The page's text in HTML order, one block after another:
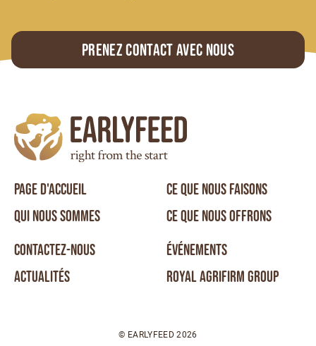
Prenez contact avec nous
PAGE D'ACCUEIL
QUI NOUS SOMMES
CE QUE NOUS FAISONS
CE QUE NOUS OFFRONS
CONTACTEZ-NOUS
ACTUALITÉS
ÉVÉNEMENTS
ROYAL AGRIFIRM GROUP
© EARLYFEED 2026